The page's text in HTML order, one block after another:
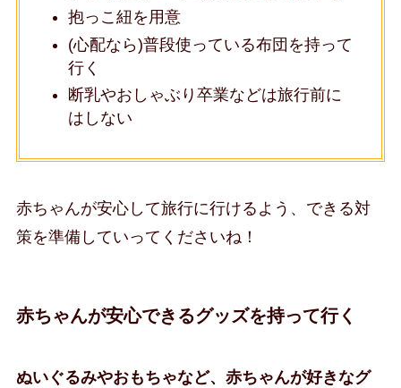
抱っこ紐を用意
(心配なら)普段使っている布団を持って
行く
断乳やおしゃぶり卒業などは旅行前に
はしない
赤ちゃんが安心して旅行に行けるよう、できる対
策を準備していってくださいね！
赤ちゃんが安心できるグッズを持って行く
ぬいぐるみやおもちゃなど、赤ちゃんが好きなグ